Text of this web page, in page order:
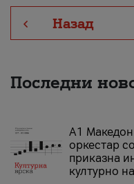
Назад
Последни
А1
оркестар
приказна
културно